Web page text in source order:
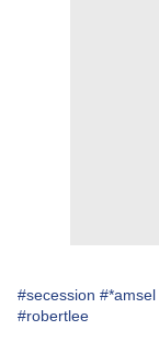
#secession #*amsel
#robertlee